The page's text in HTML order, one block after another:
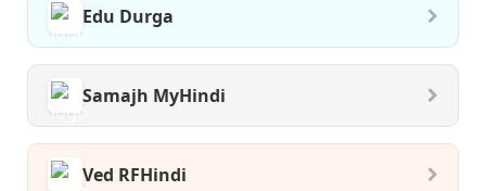
Edu Durga
Samajh MyHindi
Ved RFHindi